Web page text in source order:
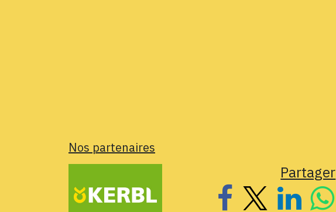
Nos partenaires
Partager